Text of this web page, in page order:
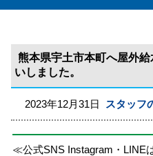
熊本県宇土市本町へ屋外
いしました。
2023年12月31日 スタッフ
≪公式SNS Instagram・LINE